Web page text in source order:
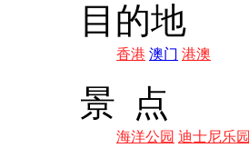
目的地
香港 澳门 港澳
景 点
海洋公园 迪士尼乐园